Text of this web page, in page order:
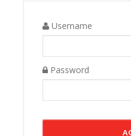
Username
Password